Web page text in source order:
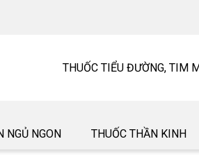
THUỐC TIỂU ĐƯỜNG, TIM
NGỦ NGON THUỐC THẦN KINH